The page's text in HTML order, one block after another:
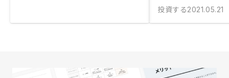
投資する2021.05.21